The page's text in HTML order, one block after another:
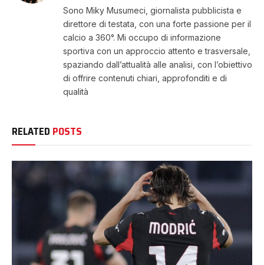
Sono Miky Musumeci, giornalista pubblicista e
direttore di testata, con una forte passione per il
calcio a 360°. Mi occupo di informazione
sportiva con un approccio attento e trasversale,
spaziando dall’attualità alle analisi, con l’obiettivo
di offrire contenuti chiari, approfonditi e di
qualità
RELATED POSTS